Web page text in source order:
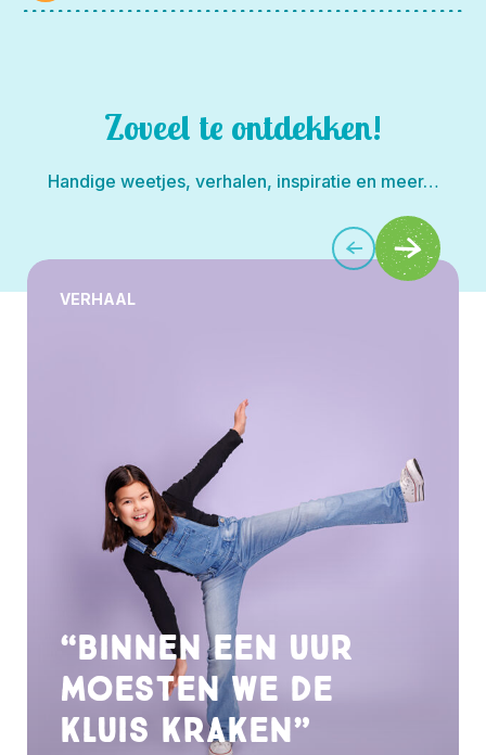
Zoveel te ontdekken!
Handige weetjes, verhalen, inspiratie en meer…
VERHAAL
“Binnen een uur
moesten we de
kluis kraken”